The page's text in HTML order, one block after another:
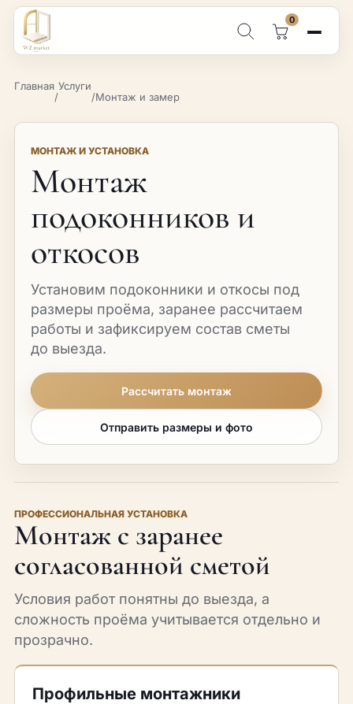
Поиск по каталогу
0
Главная
/
Услуги
/Монтаж и замер
МОНТАЖ И УСТАНОВКА
Монтаж
подоконников и
откосов
Установим подоконники и откосы под
размеры проёма, заранее рассчитаем
работы и зафиксируем состав сметы
до выезда.
Рассчитать монтаж
Отправить размеры и фото
ПРОФЕССИОНАЛЬНАЯ УСТАНОВКА
Монтаж с заранее
согласованной сметой
Условия работ понятны до выезда, а
сложность проёма учитывается отдельно и
прозрачно.
Профильные монтажники